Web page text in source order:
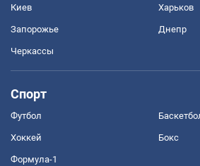
Киев Харьков
Запорожье Днепр
Черкассы
Спорт
Футбол
Хоккей Бокс
Формула-1